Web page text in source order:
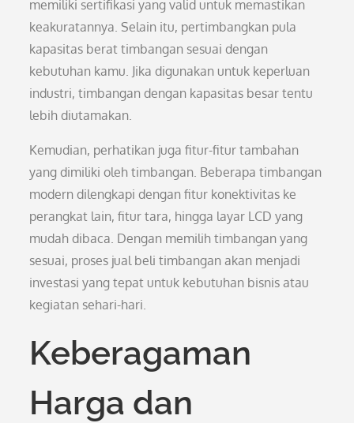
memiliki sertifikasi yang valid untuk memastikan
keakuratannya. Selain itu, pertimbangkan pula
kapasitas berat timbangan sesuai dengan
kebutuhan kamu. Jika digunakan untuk keperluan
industri, timbangan dengan kapasitas besar tentu
lebih diutamakan.
Kemudian, perhatikan juga fitur-fitur tambahan
yang dimiliki oleh timbangan. Beberapa timbangan
modern dilengkapi dengan fitur konektivitas ke
perangkat lain, fitur tara, hingga layar LCD yang
mudah dibaca. Dengan memilih timbangan yang
sesuai, proses jual beli timbangan akan menjadi
investasi yang tepat untuk kebutuhan bisnis atau
kegiatan sehari-hari.
Keberagaman
Harga dan